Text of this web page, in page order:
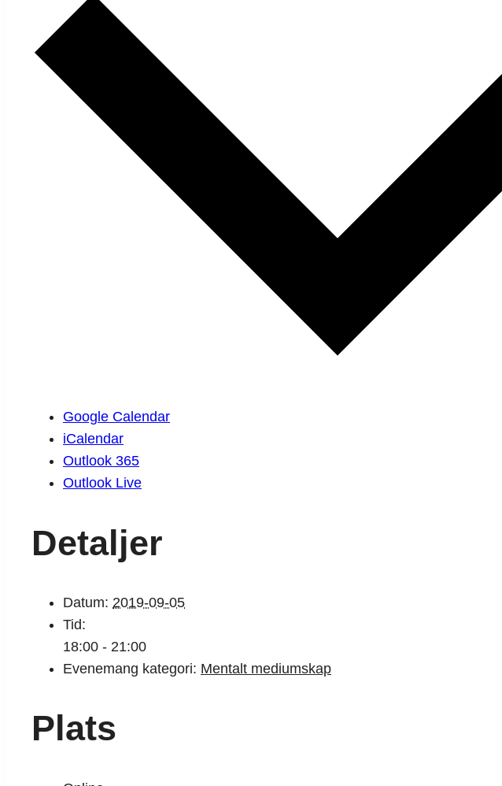
Google Calendar
iCalendar
Outlook 365
Outlook Live
Detaljer
Datum: 2019-09-05
Tid:
18:00 - 21:00
Evenemang kategori: Mentalt mediumskap
Plats